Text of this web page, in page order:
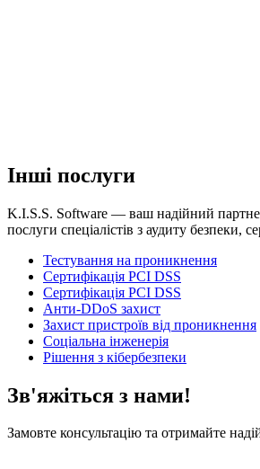
Інші послуги
K.I.S.S. Software — ваш надійний
послуги спеціалістів з аудиту безпеки,
Тестування на проникнення
Сертифікація PCI DSS
Сертифікація PCI DSS
Анти-DDoS захист
Захист пристроїв від проникнення
Соціальна інженерія
Рішення з кібербезпеки
Зв'яжіться з нами!
Замовте консультацію та отримайте